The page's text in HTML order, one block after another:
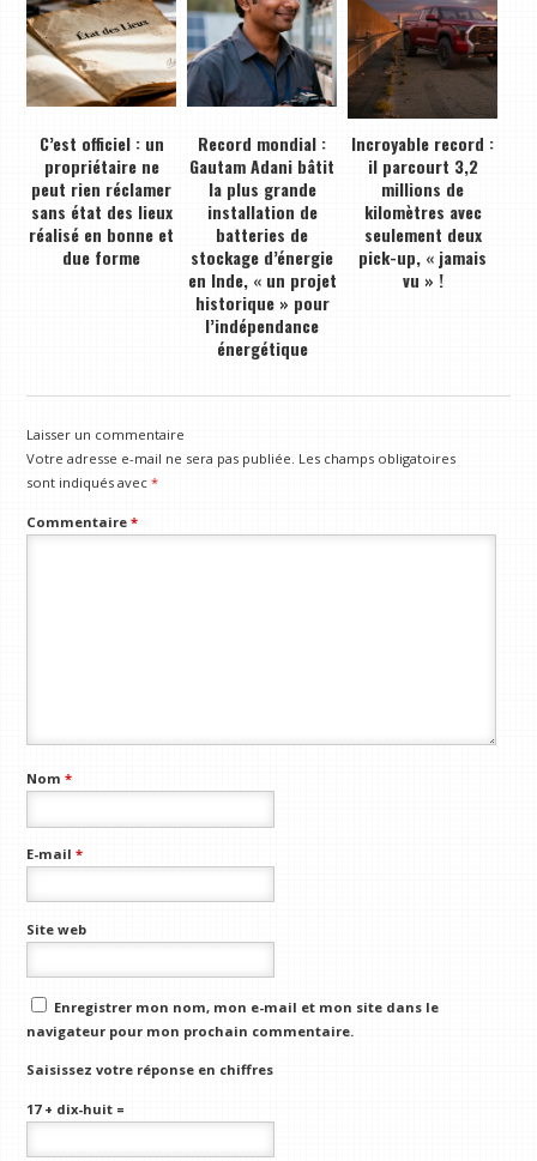
C’est officiel : un
propriétaire ne
peut rien réclamer
sans état des lieux
réalisé en bonne et
due forme
Record mondial :
Gautam Adani bâtit
la plus grande
installation de
batteries de
stockage d’énergie
en Inde, « un projet
historique » pour
l’indépendance
énergétique
Incroyable record :
il parcourt 3,2
millions de
kilomètres avec
seulement deux
pick-up, « jamais
vu » !
Laisser un commentaire
Votre adresse e-mail ne sera pas publiée. Les champs obligatoires
sont indiqués avec*
Commentaire*
Nom*
E-mail*
Site web
Enregistrer mon nom, mon e-mail et mon site dans le
navigateur pour mon prochain commentaire.
Saisissez votre réponse en chiffres
17 + dix-huit =